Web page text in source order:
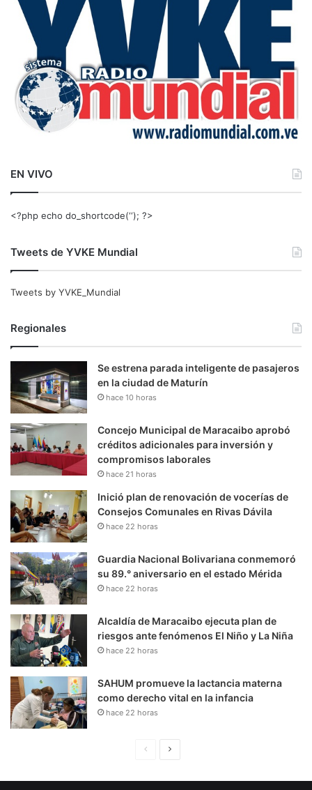
EN VIVO
<?php echo do_shortcode(‘‘); ?>
Tweets de YVKE Mundial
Tweets by YVKE_Mundial
Regionales
Se estrena parada inteligente de pasajeros
en la ciudad de Maturín
hace 10 horas
Concejo Municipal de Maracaibo aprobó
créditos adicionales para inversión y
compromisos laborales
hace 21 horas
Inició plan de renovación de vocerías de
Consejos Comunales en Rivas Dávila
hace 22 horas
Guardia Nacional Bolivariana conmemoró
su 89.° aniversario en el estado Mérida
hace 22 horas
Alcaldía de Maracaibo ejecuta plan de
riesgos ante fenómenos El Niño y La Niña
hace 22 horas
SAHUM promueve la lactancia materna
como derecho vital en la infancia
hace 22 horas